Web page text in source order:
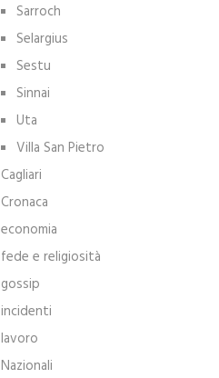
Sarroch
Selargius
Sestu
Sinnai
Uta
Villa San Pietro
Cagliari
Cronaca
economia
fede e religiosità
gossip
incidenti
lavoro
Nazionali